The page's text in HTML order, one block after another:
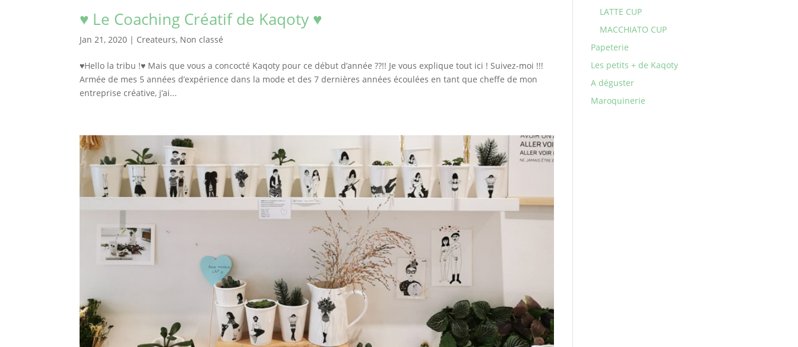
♥ Le Coaching Créatif de Kaqoty ♥
Jan 21, 2020 | Createurs, Non classé
♥Hello la tribu !♥ Mais que vous a concocté Kaqoty pour ce début d’année ??!! Je vous explique tout ici ! Suivez-moi !!!
Armée de mes 5 années d’expérience dans la mode et des 7 dernières années écoulées en tant que cheffe de mon
entreprise créative, j’ai...
LATTE CUP
MACCHIATO CUP
Papeterie
Les petits + de Kaqoty
A déguster
Maroquinerie